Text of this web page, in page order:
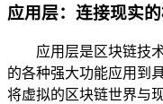
应用层：连接现实
应用层是区块链技
的各种强大功能应用到
将虚拟的区块链世界与